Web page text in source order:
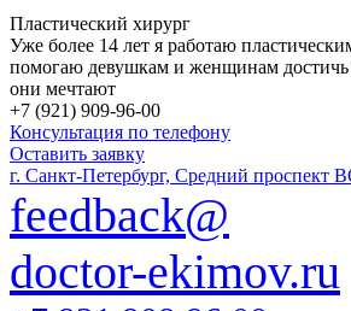
Пластический хирург
Уже более 14 лет я работаю
помогаю девушкам и женщинам достичь
они мечтают
+7 (921) 909-96-00
Консультация по телефону
Оставить заявку
г. Санкт-Петербург, Средний проспект
feedback@
doctor-ekimov.ru